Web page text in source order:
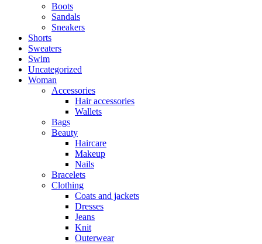
Boots
Sandals
Sneakers
Shorts
Sweaters
Swim
Uncategorized
Woman
Accessories
Hair accessories
Wallets
Bags
Beauty
Haircare
Makeup
Nails
Bracelets
Clothing
Coats and jackets
Dresses
Jeans
Knit
Outerwear